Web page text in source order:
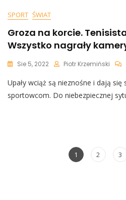
SPORT ŚWIAT
Groza na korcie.
Wszystko nagrały
Sie 5, 2022 Piotr Krzemiński
Upały wciąż są nieznośne i dają się
sportowcom. Do niebezpiecznej
Page
1 Page
2 3